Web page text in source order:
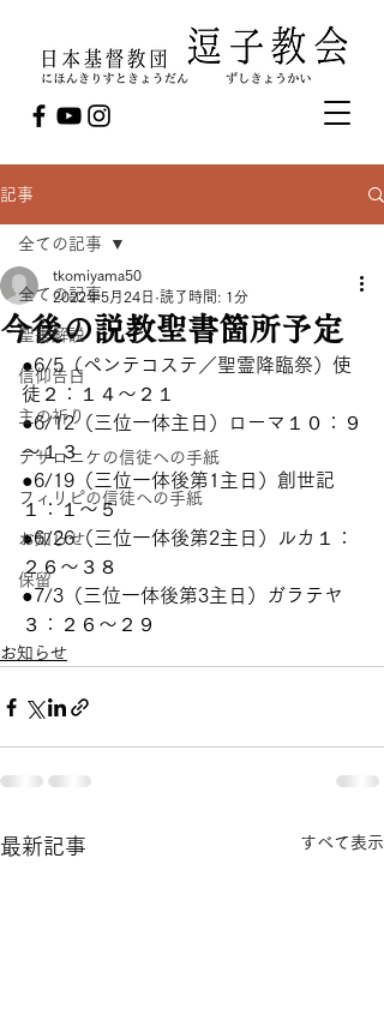
記事
全ての記事
聖書解説
信仰告白
主の祈り
テサロニケの信徒への手紙
フィリピの信徒への手紙
お知らせ
保留
全ての記事
今後の説教聖書箇所予定
tkomiyama50
2022年5月24日 読了時間: 1分
●6/5（ペンテコステ／聖霊降臨祭）使
徒２：１４～２１
●6/12（三位一体主日）ローマ１０：９
～１３
●6/19（三位一体後第1主日）創世記
１：１～５
●6/26（三位一体後第2主日）ルカ１：
２６～３８
●7/3（三位一体後第3主日）ガラテヤ
３：２６～２９
お知らせ
最新記事 すべて表示